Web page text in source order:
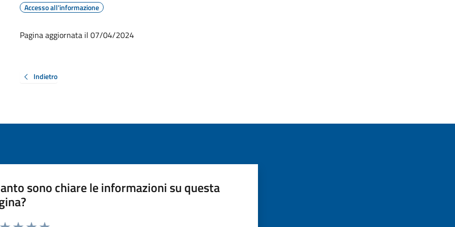
Accesso all'informazione
Pagina aggiornata il 07/04/2024
Indietro
sono chiare le informazioni su questa
da 1 a 5 stelle la pagina